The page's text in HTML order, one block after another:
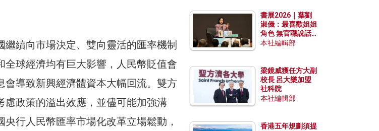
續向市場決定、雙向靈活的匯率機制
全球經濟均有巨大影響，人民幣貶值會
導致新興經濟體資本大幅回流。雙方
政策的溢出效應，並儘可能加強溝
行人民幣匯率市場化改革立場鬆動，
書展2026｜葉劉
淑儀：最喜歡姐姐
角色 無官職說話
包袱少
本社編輯部
梁鏡威獲任方大副
校長 呂大樂加盟
社科院
本社編輯部
香港五年規劃須提